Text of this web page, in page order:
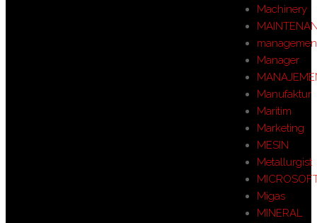
Machinery
Manager
Manufaktur
Maritim
Marketing
MESIN
Metallurgist
Migas
MINERAL